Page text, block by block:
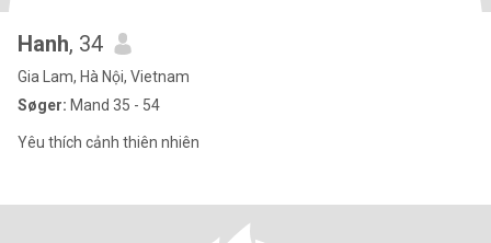
Hanh, 34
Gia Lam, Hà Nội, Vietnam
Søger: Mand 35 - 54
Yêu thích cảnh thiên nhiên